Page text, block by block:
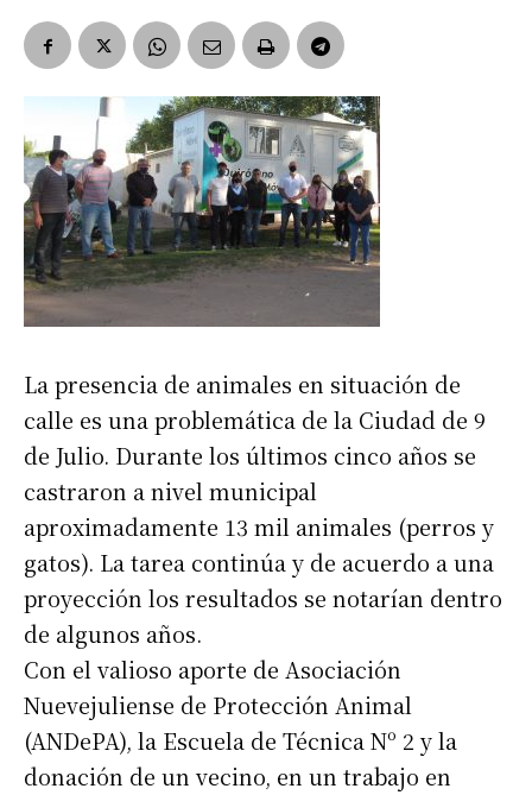
La presencia de animales en situación de
calle es una problemática de la Ciudad de 9
de Julio. Durante los últimos cinco años se
castraron a nivel municipal
aproximadamente 13 mil animales (perros y
gatos). La tarea continúa y de acuerdo a una
proyección los resultados se notarían dentro
de algunos años.
Con el valioso aporte de Asociación
Nuevejuliense de Protección Animal
(ANDePA), la Escuela de Técnica Nº 2 y la
donación de un vecino, en un trabajo en